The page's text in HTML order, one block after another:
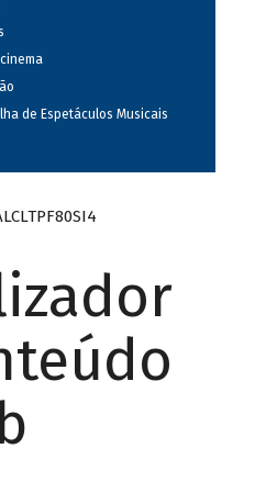
de Espetáculos Musicais